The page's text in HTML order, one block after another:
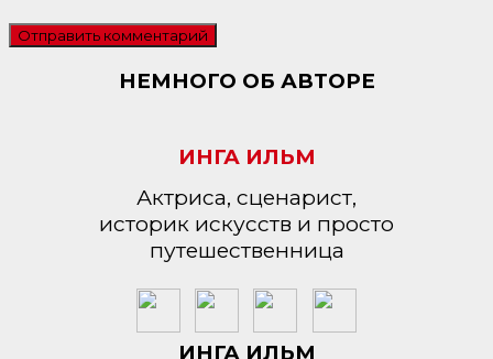
НЕМНОГО ОБ АВТОРЕ
ИНГА ИЛЬМ
Актриса, сценарист,
историк искусств и просто
путешественница
ИНГА ИЛЬМ